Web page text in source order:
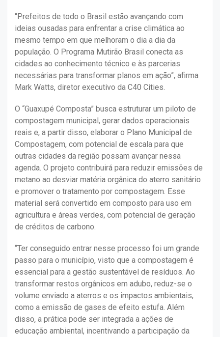
“Prefeitos de todo o Brasil estão avançando com
ideias ousadas para enfrentar a crise climática ao
mesmo tempo em que melhoram o dia a dia da
população. O Programa Mutirão Brasil conecta as
cidades ao conhecimento técnico e às parcerias
necessárias para transformar planos em ação”, afirma
Mark Watts, diretor executivo da C40 Cities.
O “Guaxupé Composta” busca estruturar um piloto de
compostagem municipal, gerar dados operacionais
reais e, a partir disso, elaborar o Plano Municipal de
Compostagem, com potencial de escala para que
outras cidades da região possam avançar nessa
agenda. O projeto contribuirá para reduzir emissões de
metano ao desviar matéria orgânica do aterro sanitário
e promover o tratamento por compostagem. Esse
material será convertido em composto para uso em
agricultura e áreas verdes, com potencial de geração
de créditos de carbono.
“Ter conseguido entrar nesse processo foi um grande
passo para o município, visto que a compostagem é
essencial para a gestão sustentável de resíduos. Ao
transformar restos orgânicos em adubo, reduz-se o
volume enviado a aterros e os impactos ambientais,
como a emissão de gases de efeito estufa. Além
disso, a prática pode ser integrada a ações de
educação ambiental, incentivando a participação da